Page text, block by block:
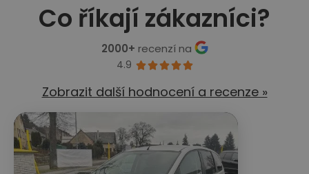
Co říkají zákazníci?
2000+ recenzí na
4.9 
Zobrazit další hodnocení a recenze »